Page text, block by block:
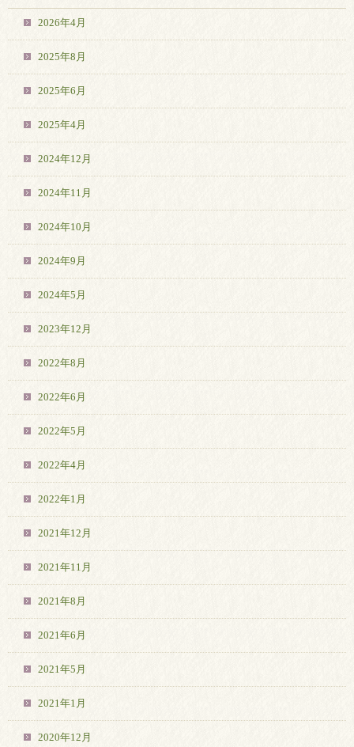
2026年4月
2025年8月
2025年6月
2025年4月
2024年12月
2024年11月
2024年10月
2024年9月
2024年5月
2023年12月
2022年8月
2022年6月
2022年5月
2022年4月
2022年1月
2021年12月
2021年11月
2021年8月
2021年6月
2021年5月
2021年1月
2020年12月